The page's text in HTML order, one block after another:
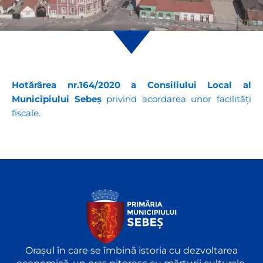
Hotărârea nr.164/2020 a Consiliului Local al
Municipiului Sebeșprivind acordarea unor facilități
fiscale.
Orașul în care se îmbină istoria cu dezvoltarea